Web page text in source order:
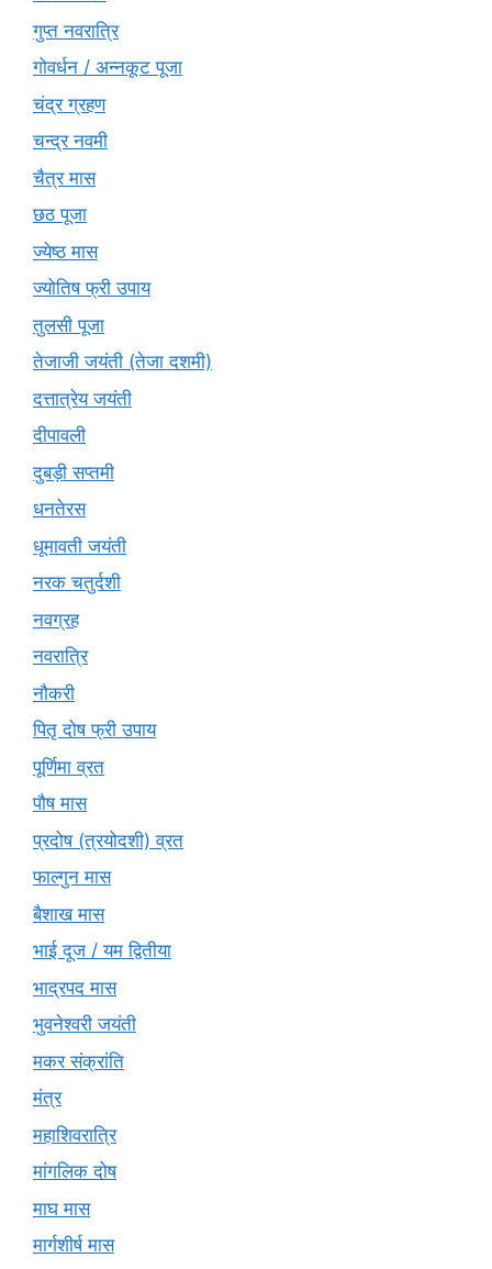
गुप्त नवरात्रि
गोवर्धन / अन्नकूट पूजा
चंद्र ग्रहण
चन्द्र नवमी
चैत्र मास
छठ पूजा
ज्येष्ठ मास
ज्योतिष फ्री उपाय
तुलसी पूजा
तेजाजी जयंती (तेजा दशमी)
दत्तात्रेय जयंती
दीपावली
दुबड़ी सप्तमी
धनतेरस
धूमावती जयंती
नरक चतुर्दशी
नवग्रह
नवरात्रि
नौकरी
पितृ दोष फ्री उपाय
पूर्णिमा व्रत
पौष मास
प्रदोष (त्रयोदशी) व्रत
फाल्गुन मास
बैशाख मास
भाई दूज / यम द्वितीया
भाद्रपद मास
भुवनेश्वरी जयंती
मकर संक्रांति
मंत्र
महाशिवरात्रि
मांगलिक दोष
माघ मास
मार्गशीर्ष मास